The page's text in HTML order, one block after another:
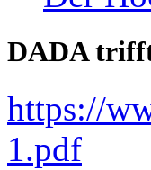
DADA
https://
1.pdf